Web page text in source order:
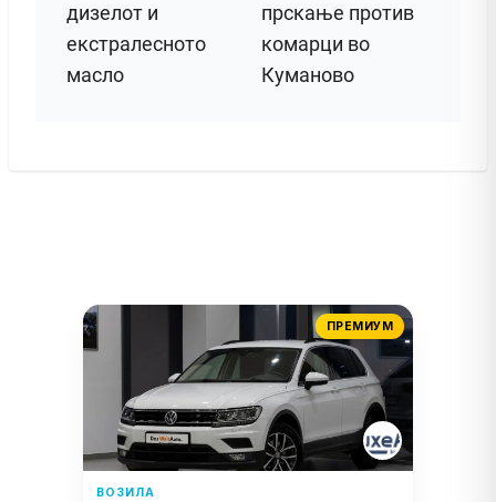
дизелот и
екстралесното
масло
прскање против
комарци во
Куманово
ПРЕМИУМ
ВОЗИЛА